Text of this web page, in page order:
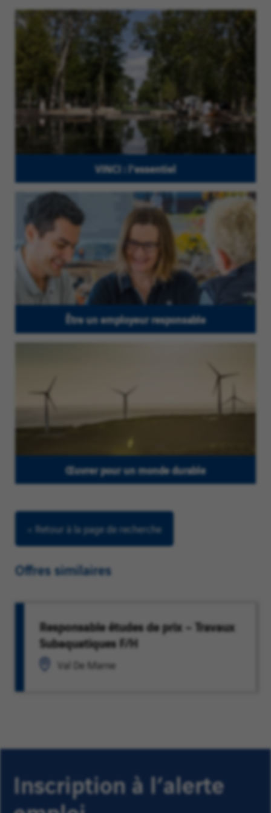
VINCI : l'essentiel
Être un employeur responsable
Œuvrer pour un monde durable
< Retour à la page de recherche
Offres similaires
Responsable études de prix – Travaux
Subaquatiques F/H
Val De Marne
Inscription à l’alerte